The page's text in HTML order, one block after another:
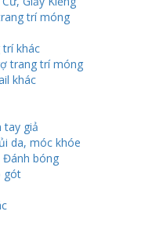
trí móng
trí khác
trang trí móng
khác
tay giả
da, móc khóe
Đánh bóng
gót